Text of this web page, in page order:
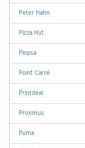
Peter Hahn
Pizza Hut
Plopsa
Point Carré
Printdeal
Proximus
Puma